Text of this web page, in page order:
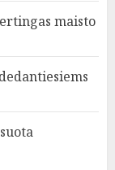
maisto